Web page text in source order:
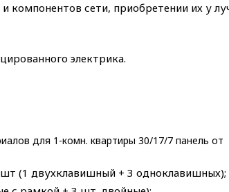
сети, приобретении их у
электрика.
для 1-комн. квартиры 30/17/7 панель от
(1 двухклавишный + 3 одноклавишных);